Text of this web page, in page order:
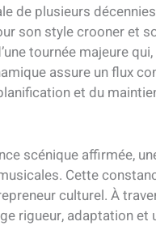
de plusieurs
son style crooner et
tournée majeure
assure un flux
et du
scénique affirmée,
Cette
culturel. À
rigueur, adaptation et